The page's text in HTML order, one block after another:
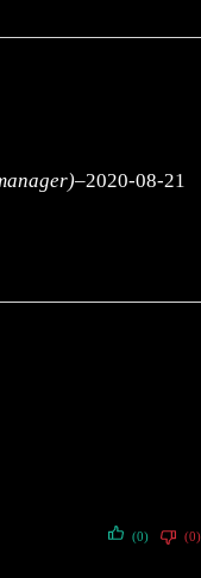
–2020-08-21
(0) (0)